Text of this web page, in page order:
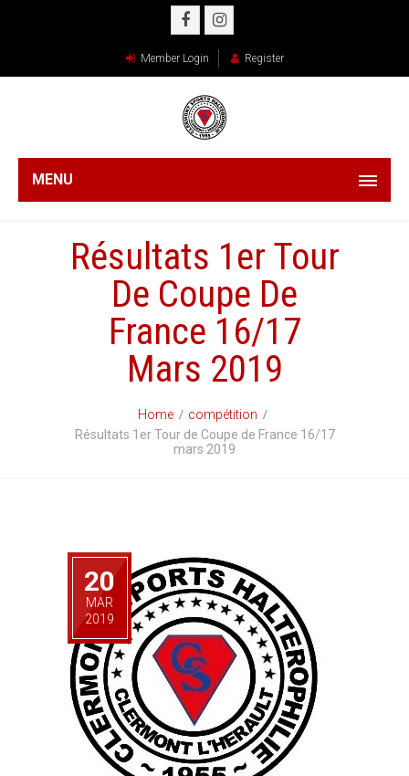
Member Login Register
MENU
Résultats 1er Tour
De Coupe De
France 16/17
Mars 2019
Home
compétition
Résultats 1er Tour de Coupe de France 16/17
mars 2019
20
MAR
2019